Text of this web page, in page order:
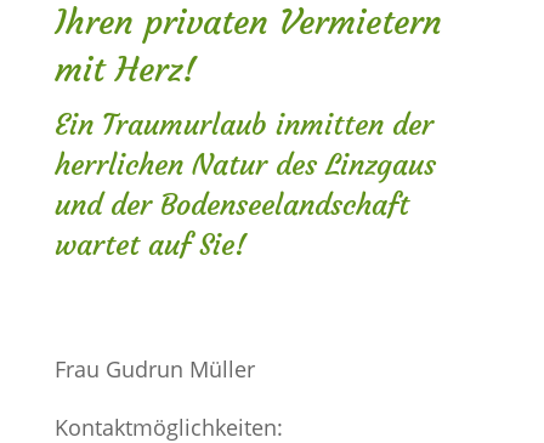
Ihren privaten Vermietern
mit Herz!
Ein Traumurlaub inmitten der
herrlichen Natur des Linzgaus
und der Bodenseelandschaft
wartet auf Sie!
Frau Gudrun Müller
Kontaktmöglichkeiten: